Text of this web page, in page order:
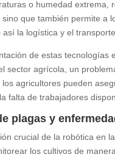
o humedad extrema,
sino que también permite a
así la logística y el
de estas tecnologías
sector agrícola, un
los agricultores pueden
falta de trabajadores
plagas y
crucial de la robótica en
los cultivos de